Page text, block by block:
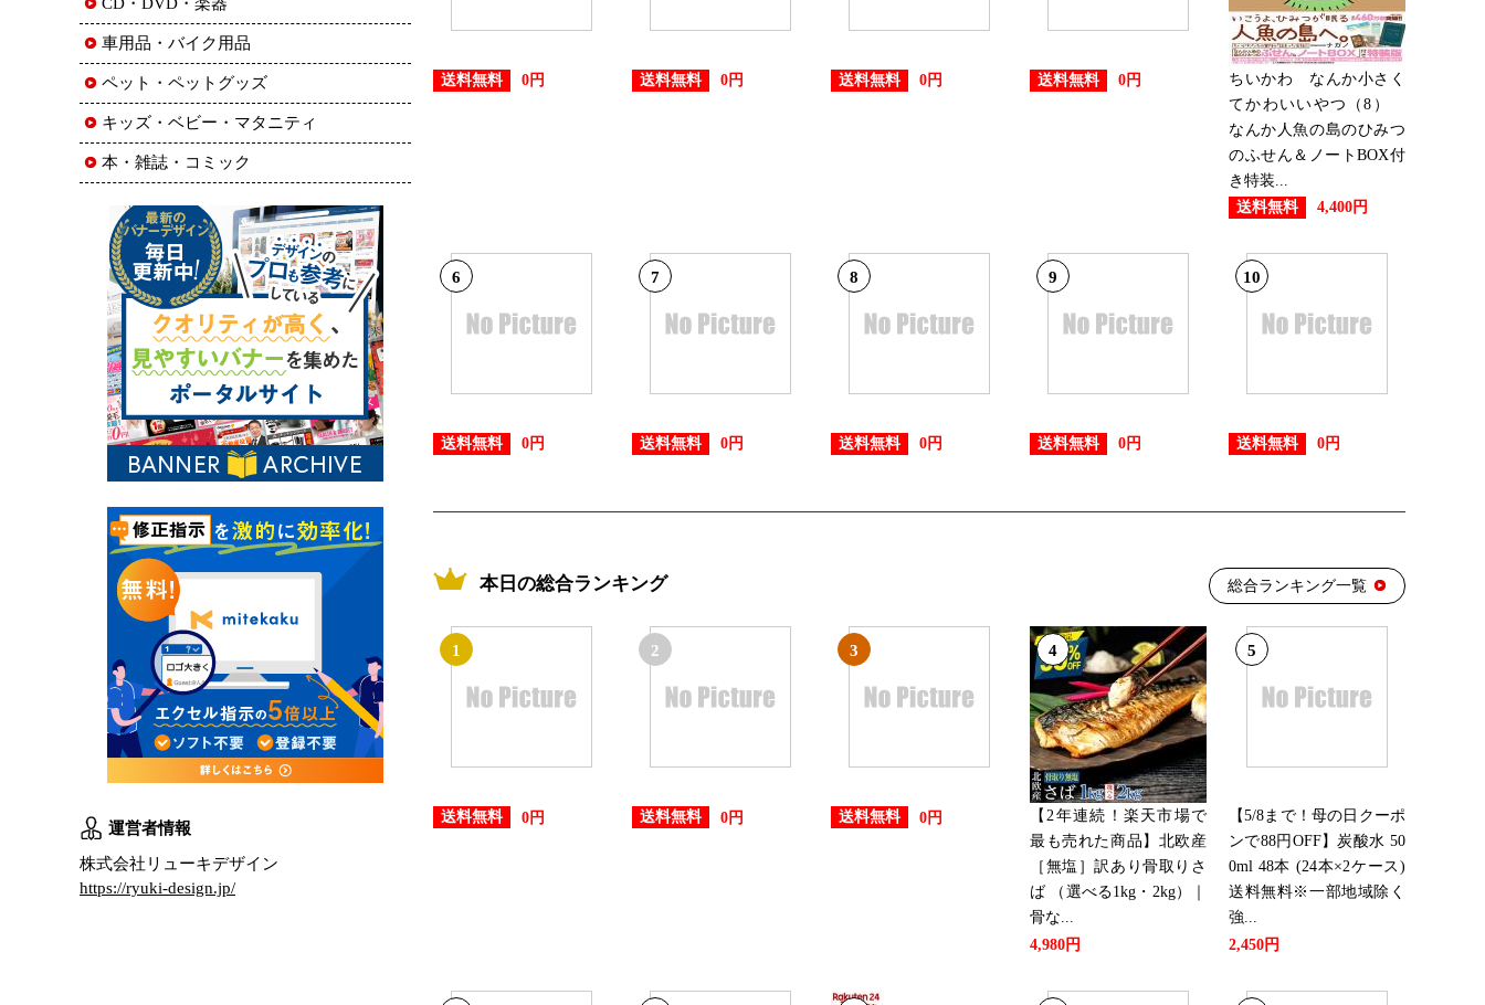
送料無料 0円 送料無料 0円 送料無料 0円 送料無料 0円
ちいかわ なんか小さく
てかわいいやつ（8）
なんか人魚の島のひみつ
のふせん＆ノートBOX付
き特装...
送料無料
4,400円
6
送料無料 0円
7
送料無料 0円
8
送料無料 0円
9
送料無料 0円
10
送料無料 0円
本日の総合ランキング 総合ランキング一覧
1
送料無料 0円
2
送料無料 0円
3
送料無料 0円
4
【2年連続！楽天市場で
最も売れた商品】北欧産
［無塩］訳あり骨取りさ
ば （選べる1kg・2kg）｜
骨な...
4,980円
5
【5/8まで！母の日クーポ
ンで88円OFF】炭酸水 50
0ml 48本 (24本×2ケース)
送料無料※一部地域除く
強...
2,450円
車用品・バイク用品
ペット・ペットグッズ
キッズ・ベビー・マタニティ
本・雑誌・コミック
運営者情報
株式会社リューキデザイン
https://ryuki-design.jp/